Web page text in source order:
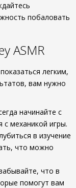
побаловать
ASMR
легким,
вам нужно
начинайте с
механикой игры.
в изучение
что можно
что в
помогут вам